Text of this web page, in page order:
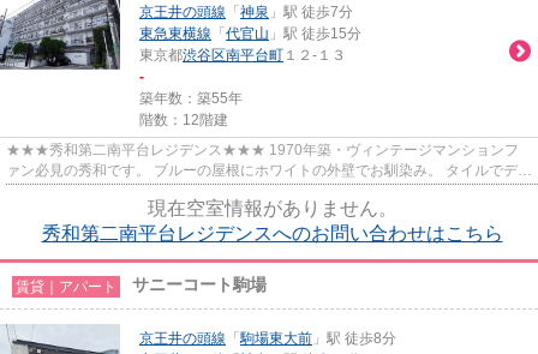
京王井の頭線 「 神泉 」駅 徒歩7分
東急東横線 「 代官山 」駅 徒歩15分
東京都渋谷区南平台町 １２-１３
-
築年数：築55年
階数：12階建
★★★秀和第二南平台レジデンス★★★ 1970年築・ヴィンテージマンションフ
ァン必見の秀和です。 ブルーの屋根にホワイトの外壁でお馴染み。 タイルでデザ
現在空室情報がありません。
秀和第二南平台レジデンスへのお問い合わせはこちら
賃貸｜アパート サニーコート駒場
京王井の頭線 「駒場東大前 」駅 徒歩8分